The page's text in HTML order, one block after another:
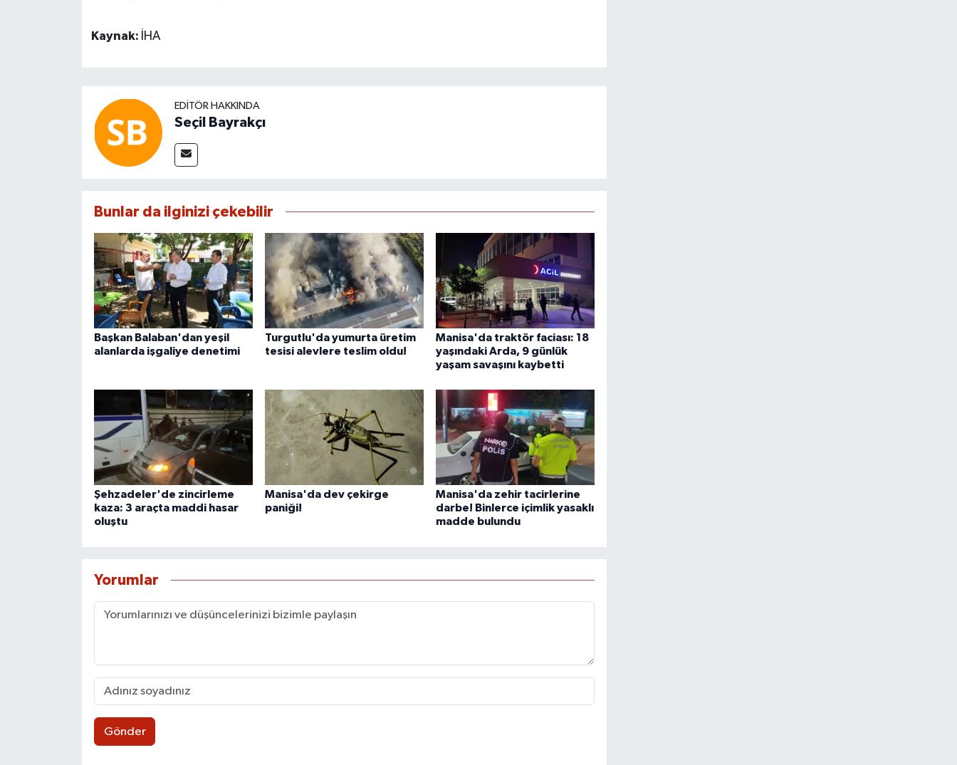
Kaynak: İHA
EDITÖR HAKKINDA
Seçil Bayrakçı
Bunlar da ilginizi çekebilir
Başkan Balaban'dan yeşil
alanlarda işgaliye denetimi
Turgutlu'da yumurta üretim
tesisi alevlere teslim oldu!
Manisa'da traktör faciası: 18
yaşındaki Arda, 9 günlük
yaşam savaşını kaybetti
Şehzadeler'de zincirleme
kaza: 3 araçta maddi hasar
oluştu
Manisa'da dev çekirge
paniği!
Manisa'da zehir tacirlerine
darbe! Binlerce içimlik yasaklı
madde bulundu
Yorumlar
Gönder